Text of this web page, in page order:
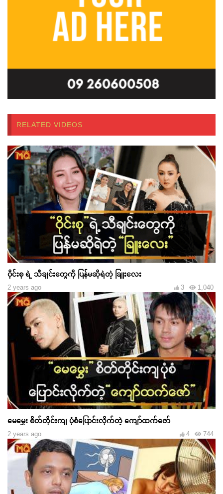
RELATED VIDEOS
ဝိုင်းစု ရဲ့ သီချင်းတွေကို ပြန်မဆိုရဲတဲ့ ခြူးလေး
2 years ago 1,040
3
မေမွှေး စိတ်တိုင်းကျ ပုံစံပြောင်းလိုက်တဲ့ ကျော်ထက်ဇော်
2 years ago 744
4